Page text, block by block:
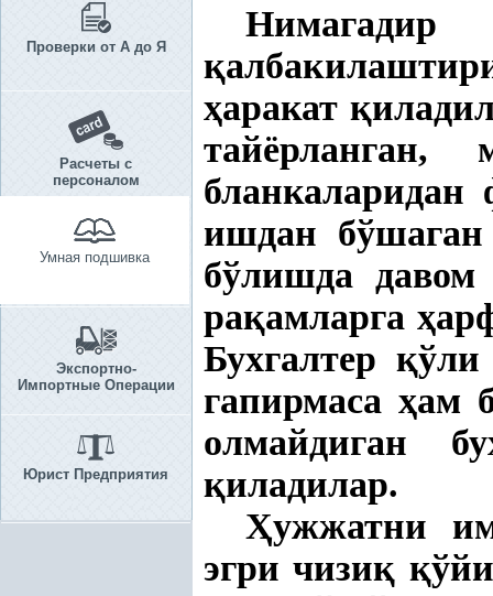
Проверки от А до Я
Расчеты с
персоналом
Умная подшивка
Экспортно-
Импортные Операции
Юрист Предприятия
қ
ҳаракат қ
тайёрланган,
ишдан
бўлишда давом
рақамларга ҳ
Бухгалтерқ
гапирмасаҳам
олмайдиган
қиладилар.
Ҳужжатни
эгри чизиқ қ